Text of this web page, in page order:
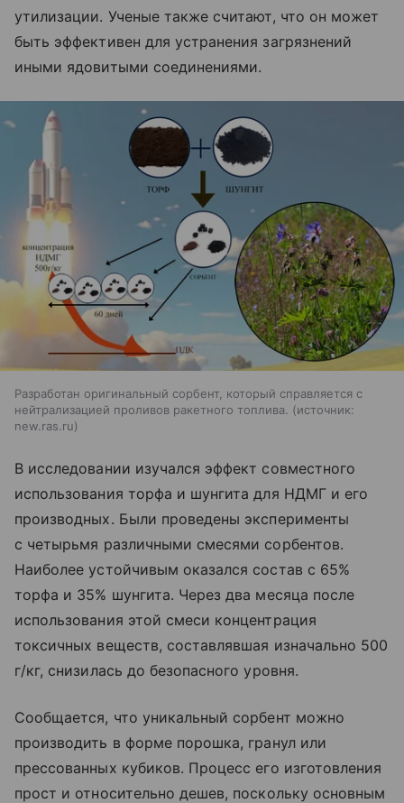
утилизации. Ученые также считают, что он может
быть эффективен для устранения загрязнений
иными ядовитыми соединениями.
Разработан оригинальный сорбент, который справляется с
нейтрализацией проливов ракетного топлива.
источник:
new.ras.ru
В исследовании изучался эффект совместного
использования торфа и шунгита для НДМГ и его
производных. Были проведены эксперименты
с четырьмя различными смесями сорбентов.
Наиболее устойчивым оказался состав с 65%
торфа и 35% шунгита. Через два месяца после
использования этой смеси концентрация
токсичных веществ, составлявшая изначально 500
г/кг, снизилась до безопасного уровня.
Сообщается, что уникальный сорбент можно
производить в форме порошка, гранул или
прессованных кубиков. Процесс его изготовления
прост и относительно дешев, поскольку основным